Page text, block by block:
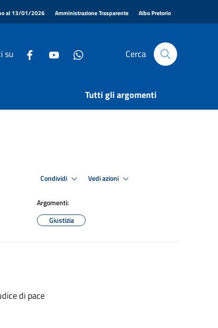
al 13/01/2026 Amministrazione Trasparente Albo Pretorio
su Cerca
Tutti gli argomenti
Condividi Vedi azioni
Argomenti:
Giustizia
di pace